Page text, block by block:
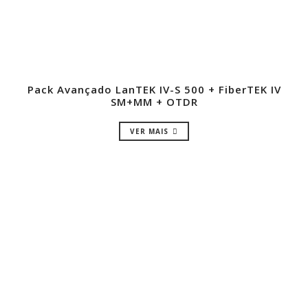
Pack Avançado LanTEK IV-S 500 + FiberTEK IV
SM+MM + OTDR
VER MAIS